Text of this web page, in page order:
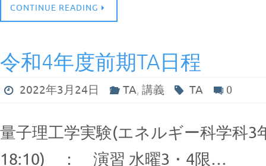
CONTINUE READING
令和4年度前期TA日程
2022年3月24日 TA, 講義 TA 0
量子理工学実験(エネルギー科学科3
18:10) ： 演習 水曜3・4限…